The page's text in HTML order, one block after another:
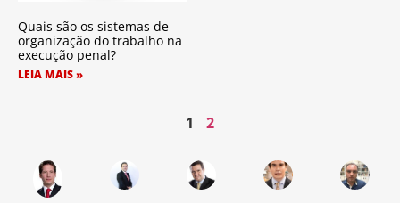
Quais são os sistemas de
organização do trabalho na
execução penal?
LEIA MAIS »
1 2